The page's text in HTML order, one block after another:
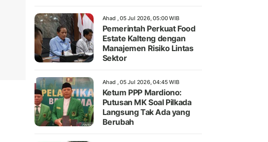
Ahad , 05 Jul 2026, 05:00 WIB
Pemerintah Perkuat Food
Estate Kalteng dengan
Manajemen Risiko Lintas
Sektor
Ahad , 05 Jul 2026, 04:45 WIB
Ketum PPP Mardiono:
Putusan MK Soal Pilkada
Langsung Tak Ada yang
Berubah